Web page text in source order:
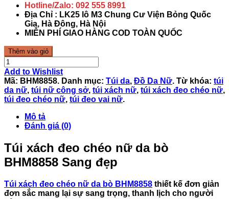
Hotline/Zalo: 092 555 8991
Địa Chỉ : LK25 lô M3 Chung Cư Viện Bỏng Quốc
Gia, Hà Đông, Hà Nội
MIỄN PHÍ GIAO HÀNG COD TOÀN QUỐC
Thêm vào giỏ
Add to Wishlist
Mã: BHM8858. Danh mục: Túi da, Đồ Da Nữ. Từ khóa: túi
da nữ, túi nữ công sở, túi xách nữ, túi xách đeo chéo nữ,
túi đeo chéo nữ, túi đeo vai nữ.
Mô tả
Đánh giá (0)
Túi xách đeo chéo nữ da bò
BHM8858 Sang đẹp
Túi xách đeo chéo nữ da bò BHM8858 thiết kế đơn giản
đơn sắc mang lại sự sang trọng, thanh lịch cho người